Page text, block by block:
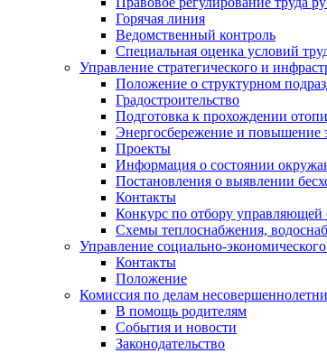
Горячая линия
Ведомственный контроль
Специальная оценка условий
Управление стратегического и
Положение о структурном
Градостроительство
Подготовка к прохождении
Энергосбережение и повышение
Проекты
Информация о состоянии
Постановления о выявлении
Контакты
Конкурс по отбору
Схемы теплоснабжения,
Управление социально-
Контакты
Положение
Комиссия по делам
В помощь родителям
События и новости
Законодательство